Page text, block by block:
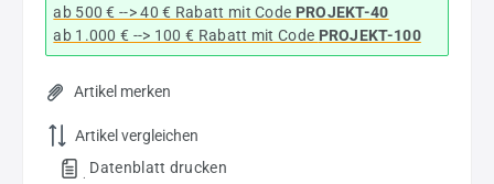
ab 500 € --> 40 € Rabatt mit Code PROJEKT-40
ab 1.000 € --> 100 € Rabatt mit Code PROJEKT-100
Artikel merken
Artikel vergleichen
. Datenblatt drucken